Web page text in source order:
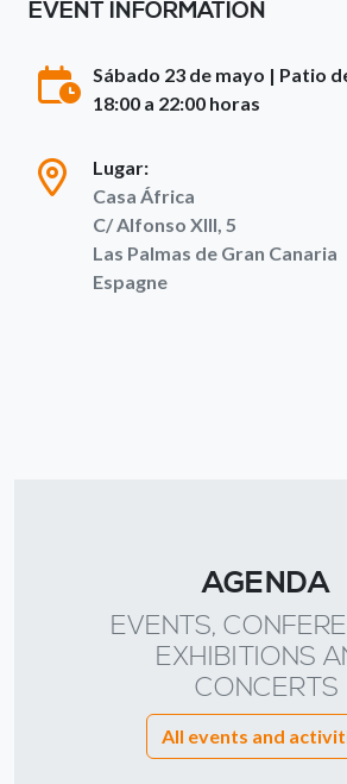
EVENT INFORMATION
Sábado 23 de mayo | Patio
18:00 a 22:00 horas
Lugar:
Casa África
C/ Alfonso XIII, 5
Las Palmas de Gran Canaria
Espagne
AGENDA
EVENTS,
EXHIBITIONS
CONCERTS
All events and